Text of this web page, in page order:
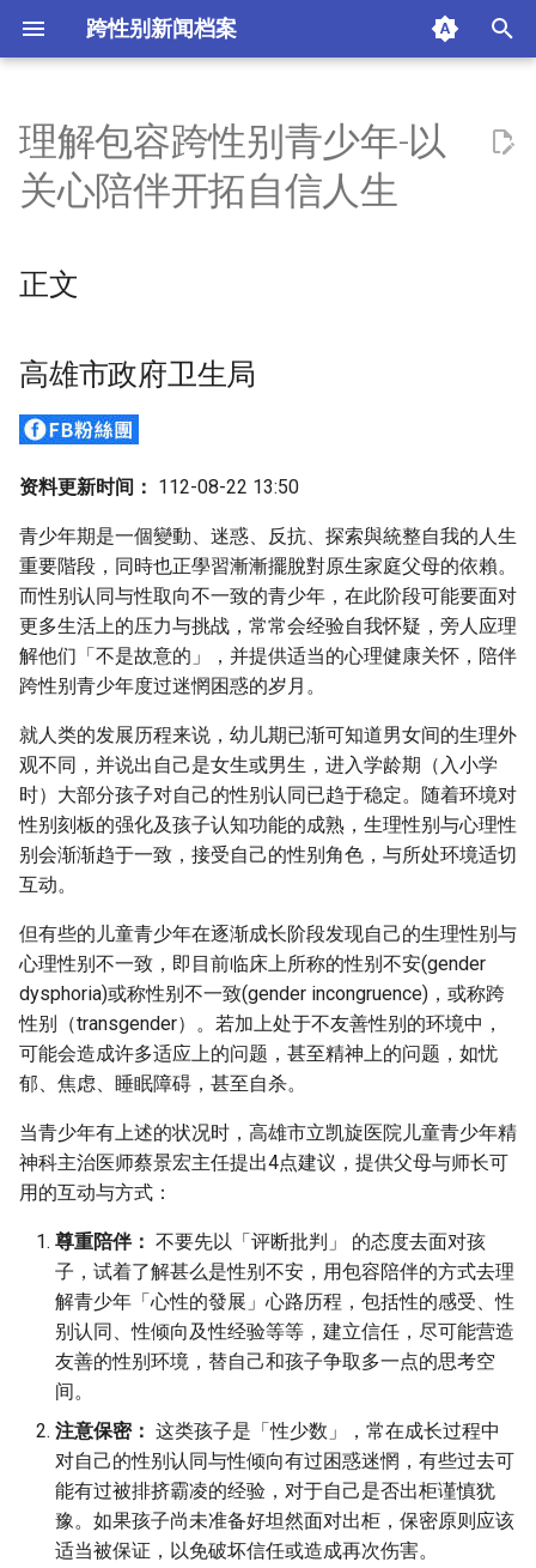
跨性别新闻档案
n
t
a
i
z
g
s
e
a
r
c
h
正文
摘要与附加信息
Metadata]
理解包容跨性别青少年-以
关心陪伴开拓自信人生
正文
高雄市政府卫生局
资料更新时间： 112-08-22 13:50
青少年期是一個變動、迷惑、反抗、探索與統整自我的人生
重要階段，同時也正學習漸漸擺脫對原生家庭父母的依賴。
而性别认同与性取向不一致的青少年，在此阶段可能要面对
更多生活上的压力与挑战，常常会经验自我怀疑，旁人应理
解他们「不是故意的」，并提供适当的心理健康关怀，陪伴
跨性别青少年度过迷惘困惑的岁月。
就人类的发展历程来说，幼儿期已渐可知道男女间的生理外
观不同，并说出自己是女生或男生，进入学龄期（入小学
时）大部分孩子对自己的性别认同已趋于稳定。随着环境对
性别刻板的强化及孩子认知功能的成熟，生理性别与心理性
别会渐渐趋于一致，接受自己的性别角色，与所处环境适切
互动。
但有些的儿童青少年在逐渐成长阶段发现自己的生理性别与
心理性别不一致，即目前临床上所称的性别不安(gender
dysphoria)或称性别不一致(gender incongruence)，或称跨
性别（transgender）。若加上处于不友善性别的环境中，
可能会造成许多适应上的问题，甚至精神上的问题，如忧
郁、焦虑、睡眠障碍，甚至自杀。
当青少年有上述的状况时，高雄市立凯旋医院儿童青少年精
神科主治医师蔡景宏主任提出4点建议，提供父母与师长可
用的互动与方式：
尊重陪伴： 不要先以「评断批判」 的态度去面对孩
子，试着了解甚么是性别不安，用包容陪伴的方式去理
解青少年「心性的發展」心路历程，包括性的感受、性
别认同、性倾向及性经验等等，建立信任，尽可能营造
友善的性别环境，替自己和孩子争取多一点的思考空
间。
注意保密： 这类孩子是「性少数」，常在成长过程中
对自己的性别认同与性倾向有过困惑迷惘，有些过去可
能有过被排挤霸凌的经验，对于自己是否出柜谨慎犹
豫。如果孩子尚未准备好坦然面对出柜，保密原则应该
适当被保证，以免破坏信任或造成再次伤害。